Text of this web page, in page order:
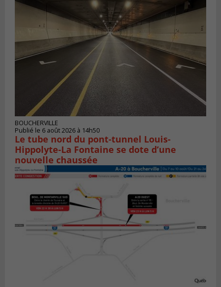
BOUCHERVILLE
Publié le 6 août 2026 à 14h50
Le tube nord du pont-tunnel Louis-
Hippolyte-La Fontaine se dote d’une
nouvelle chaussée